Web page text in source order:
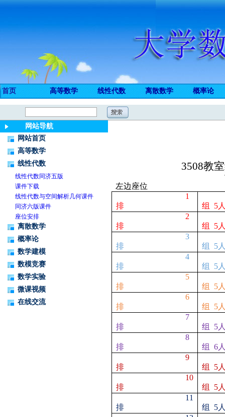
首页 高等数学 线性代数 离散数学 概率论
网站导航
网站首页
高等数学
线性代数
线性代数同济五版
课件下载
线性代数与空间解析几何课件
同济六版课件
座位安排
离散数学
概率论
数学建模
数模竞赛
数学实验
微课视频
在线交流
3508教
左边座位
1
排
组 5
2
排
组 5
3
排
组 5
4
排
组 5
5
排
组 5
6
排
组 5
7
排
组 5
8
排
组 6
9
排
组 5
10
排
组 5
11
排
组 5